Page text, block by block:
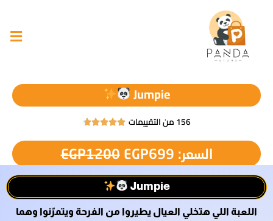
Jumpie
156 من التقييمات 




السعر: EGP1200 EGP699
Jumpie
اللعبة اللي هتخلي العيال يطيروا من الفرحة ويتمرّنوا وهما